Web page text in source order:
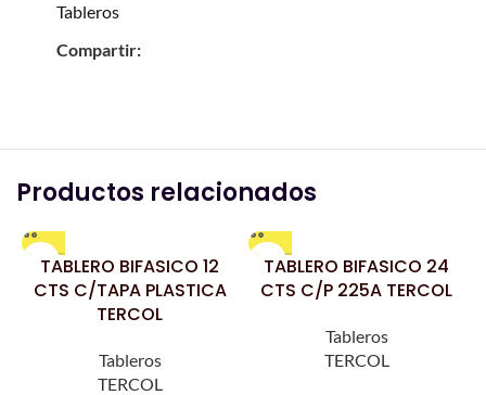
Tableros
Compartir:
Productos relacionados
TABLERO BIFASICO 12
CTS C/TAPA PLASTICA
TERCOL
Tableros
TERCOL
TABLERO BIFASICO 24
CTS C/P 225A TERCOL
Tableros
TERCOL